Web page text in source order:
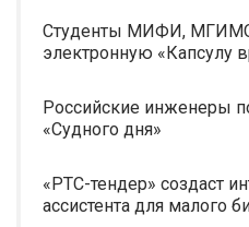
Студенты МИФИ,
электронную «Капсулу
Российские инженеры
«Судного дня»
«РТС-тендер» создаст
ассистента для малого